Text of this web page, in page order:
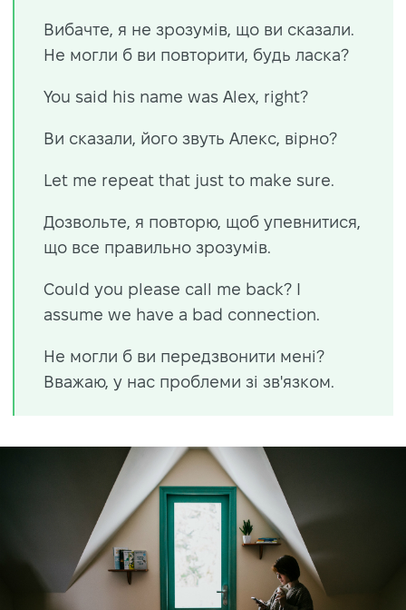
Вибачте, я не зрозумів, що ви сказали.
Не могли б ви повторити, будь ласка?
You said his name was Alex, right?
Ви сказали, його звуть Алекс, вірно?
Let me repeat that just to make sure.
Дозвольте, я повторю, щоб упевнитися,
що все правильно зрозумів.
Could you please call me back? I
assume we have a bad connection.
Не могли б ви передзвонити мені?
Вважаю, у нас проблеми зі зв'язком.